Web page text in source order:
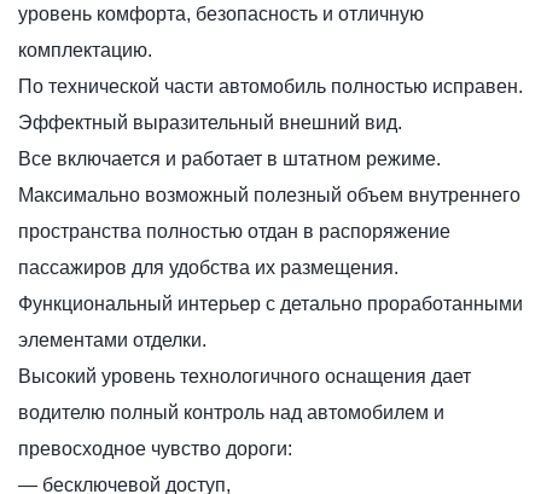
уровень комфорта, безопасность и отличную
комплектацию.
По технической части автомобиль полностью исправен.
Эффектный выразительный внешний вид.
Все включается и работает в штатном режиме.
Максимально возможный полезный объем внутреннего
пространства полностью отдан в распоряжение
пассажиров для удобства их размещения.
Функциональный интерьер с детально проработанными
элементами отделки.
Высокий уровень технологичного оснащения дает
водителю полный контроль над автомобилем и
превосходное чувство дороги:
— бесключевой доступ,